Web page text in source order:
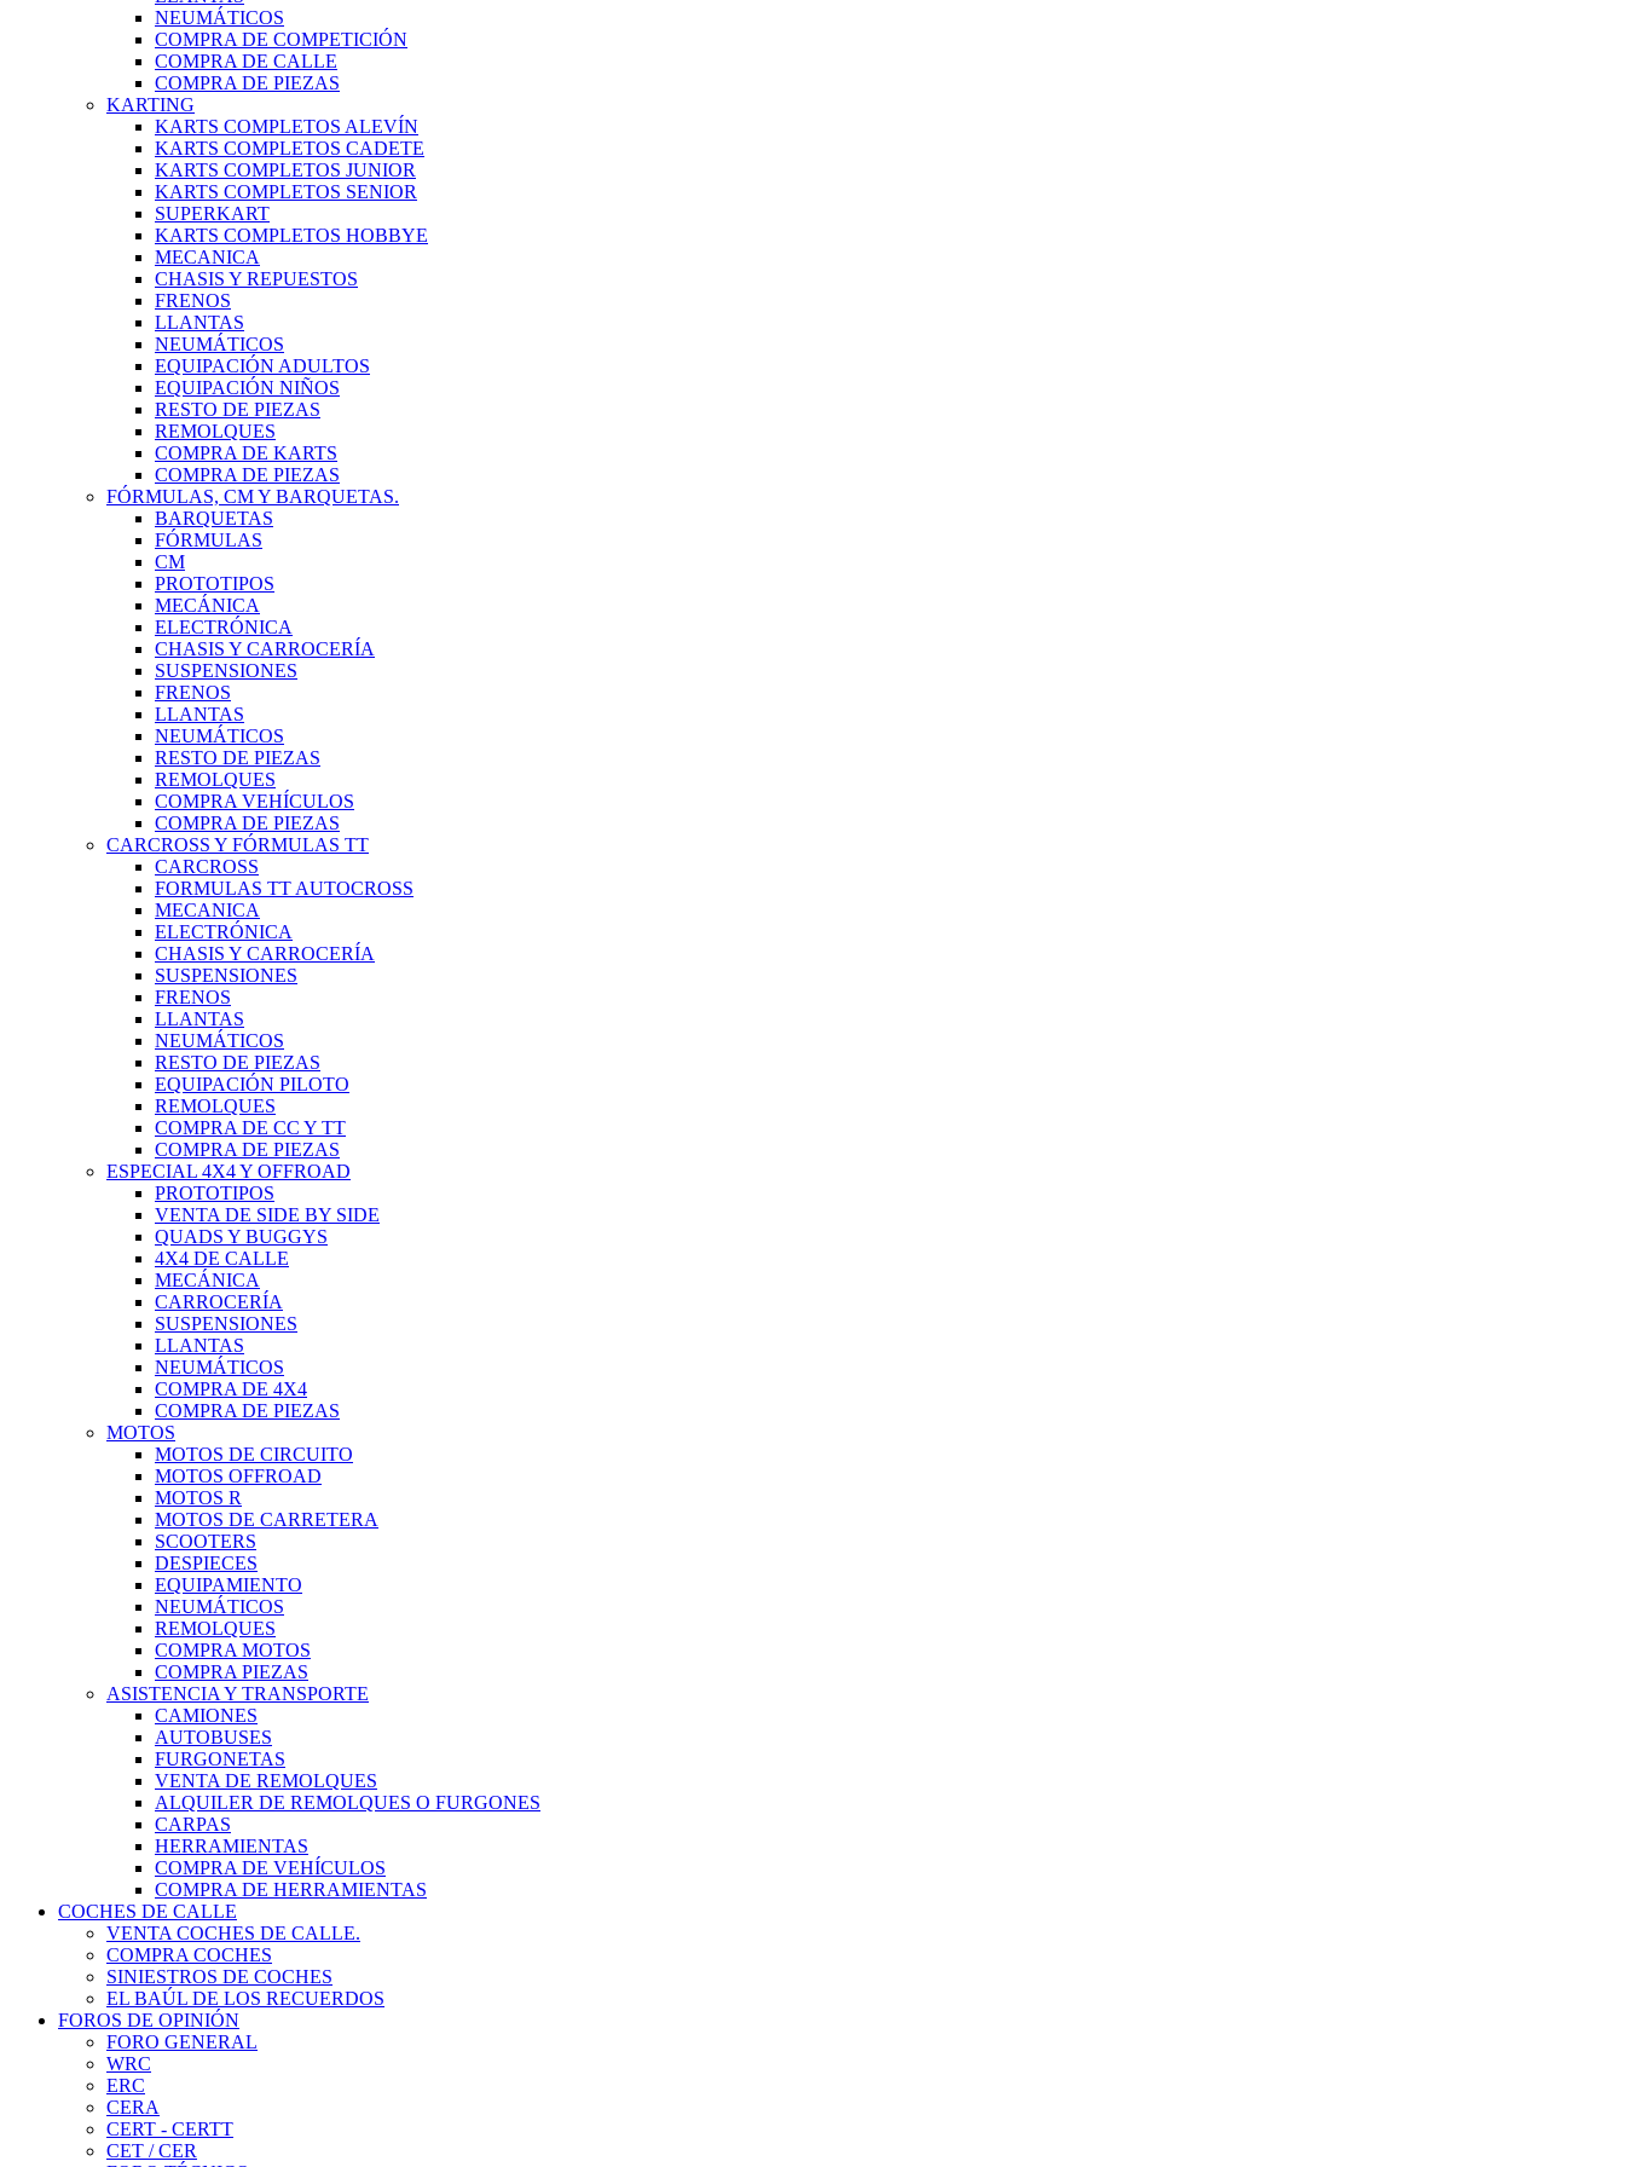
NEUMÁTICOS
COMPRA DE COMPETICIÓN
COMPRA DE CALLE
COMPRA DE PIEZAS
KARTING
KARTS COMPLETOS ALEVÍN
KARTS COMPLETOS CADETE
KARTS COMPLETOS JUNIOR
KARTS COMPLETOS SENIOR
SUPERKART
KARTS COMPLETOS HOBBYE
MECANICA
CHASIS Y REPUESTOS
FRENOS
LLANTAS
NEUMÁTICOS
EQUIPACIÓN ADULTOS
EQUIPACIÓN NIÑOS
RESTO DE PIEZAS
REMOLQUES
COMPRA DE KARTS
COMPRA DE PIEZAS
FÓRMULAS, CM Y BARQUETAS.
BARQUETAS
FÓRMULAS
CM
PROTOTIPOS
MECÁNICA
ELECTRÓNICA
CHASIS Y CARROCERÍA
SUSPENSIONES
FRENOS
LLANTAS
NEUMÁTICOS
RESTO DE PIEZAS
REMOLQUES
COMPRA VEHÍCULOS
COMPRA DE PIEZAS
CARCROSS Y FÓRMULAS TT
CARCROSS
FORMULAS TT AUTOCROSS
MECANICA
ELECTRÓNICA
CHASIS Y CARROCERÍA
SUSPENSIONES
FRENOS
LLANTAS
NEUMÁTICOS
RESTO DE PIEZAS
EQUIPACIÓN PILOTO
REMOLQUES
COMPRA DE CC Y TT
COMPRA DE PIEZAS
ESPECIAL 4X4 Y OFFROAD
PROTOTIPOS
VENTA DE SIDE BY SIDE
QUADS Y BUGGYS
4X4 DE CALLE
MECÁNICA
CARROCERÍA
SUSPENSIONES
LLANTAS
NEUMÁTICOS
COMPRA DE 4X4
COMPRA DE PIEZAS
MOTOS
MOTOS DE CIRCUITO
MOTOS OFFROAD
MOTOS R
MOTOS DE CARRETERA
SCOOTERS
DESPIECES
EQUIPAMIENTO
NEUMÁTICOS
REMOLQUES
COMPRA MOTOS
COMPRA PIEZAS
ASISTENCIA Y TRANSPORTE
CAMIONES
AUTOBUSES
FURGONETAS
VENTA DE REMOLQUES
ALQUILER DE REMOLQUES O FURGONES
CARPAS
HERRAMIENTAS
COMPRA DE VEHÍCULOS
COMPRA DE HERRAMIENTAS
COCHES DE CALLE
VENTA COCHES DE CALLE.
COMPRA COCHES
SINIESTROS DE COCHES
EL BAÚL DE LOS RECUERDOS
FOROS DE OPINIÓN
FORO GENERAL
WRC
ERC
CERA
CERT - CERTT
CET / CER